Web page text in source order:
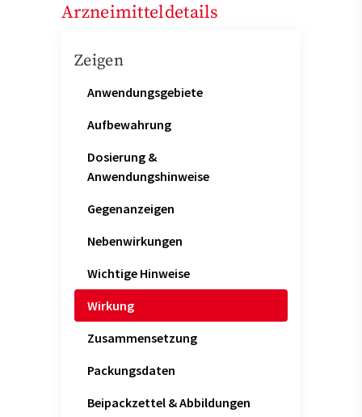
Arzneimitteldetails
Zeigen
Anwendungsgebiete
Aufbewahrung
Dosierung &
Anwendungshinweise
Gegenanzeigen
Nebenwirkungen
Wichtige Hinweise
Wirkung
Zusammensetzung
Packungsdaten
Beipackzettel & Abbildungen